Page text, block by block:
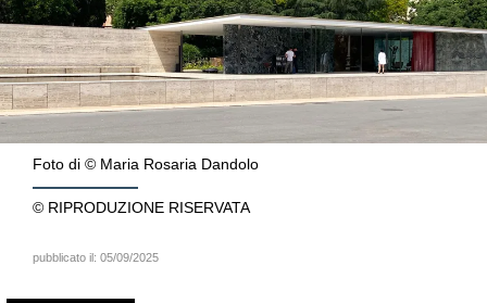
Foto di © Maria Rosaria Dandolo
© RIPRODUZIONE RISERVATA
pubblicato il: 05/09/2025